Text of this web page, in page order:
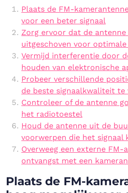
Plaats de FM-
voor een beter signaal
Zorg ervoor dat de
uitgeschoven voor
Vermijd interferentie door
houden van elektronische
Probeer verschillende
de beste signaalkwaliteit te
Controleer of de antenne
het radiotoestel
Houd de antenne uit de
voorwerpen die het signaal
Overweeg een externe FM-
ontvangst met een
Plaats de FM-